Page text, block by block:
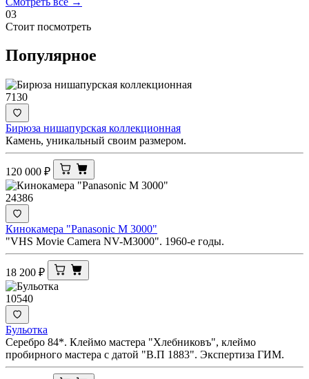
03
Стоит посмотреть
Популярное
7130
Бирюза нишапурская коллекционная
Камень, уникальный своим размером.
120 000 ₽
24386
Кинокамера "Panasonic M 3000"
"VHS Movie Camera NV-M3000". 1960-е годы.
18 200 ₽
10540
Бульотка
Серебро 84*. Клеймо мастера "Хлебниковъ", клеймо
пробирного мастера с датой "В.П 1883". Экспертиза ГИМ.